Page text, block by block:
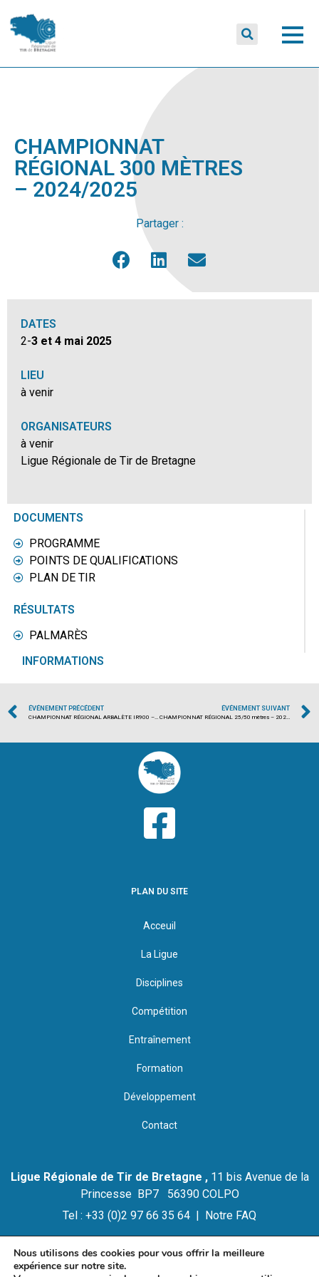
CHAMPIONNAT
RÉGIONAL 300 MÈTRES
– 2024/2025
Partager :
DATES
2-3 et 4 mai 2025
LIEU
à venir
ORGANISATEURS
à venir
Ligue Régionale de Tir de Bretagne
DOCUMENTS
PROGRAMME
POINTS DE QUALIFICATIONS
PLAN DE TIR
RÉSULTATS
PALMARÈS
INFORMATIONS
ÉVÉNEMENT PRÉCÉDENT
CHAMPIONNAT RÉGIONAL ARBALÈTE IR900 – 2024/2025
ÉVÉNEMENT SUIVANT
CHAMPIONNAT RÉGIONAL 25/50 mètres – 2024/2025
PLAN DU SITE
Acceuil
La Ligue
Disciplines
Compétition
Entraînement
Formation
Développement
Contact
Ligue Régionale de Tir de Bretagne ,11 bis Avenue de la
Princesse BP7 56390 COLPO
Tel : +33 (0)2 97 66 35 64 |
Notre FAQ
© 2021 LIGUE REGIONALE DE TIR DE BRETAGNE
Nous utilisons des cookies pour vous offrir la meilleure
expérience sur notre site.